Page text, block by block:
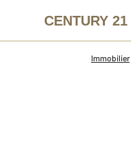
CENTURY 21
Immobilier